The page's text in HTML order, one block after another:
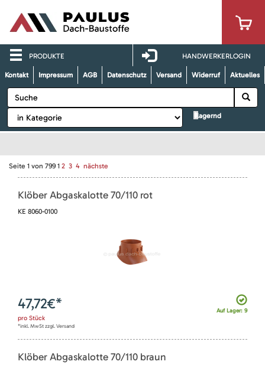
PRODUKTE HANDWERKERLOGIN
Kontakt Impressum AGB Datenschutz Versand Widerruf Aktuelles
lagernd
Seite 1 von 799 1 2 3 4 nächste
Klöber Abgaskalotte 70/110 rot
KE 8060-0100
Auf Lager: 9
47,72€*
pro Stück
*inkl. MwSt zzgl. Versand
Klöber Abgaskalotte 70/110 braun